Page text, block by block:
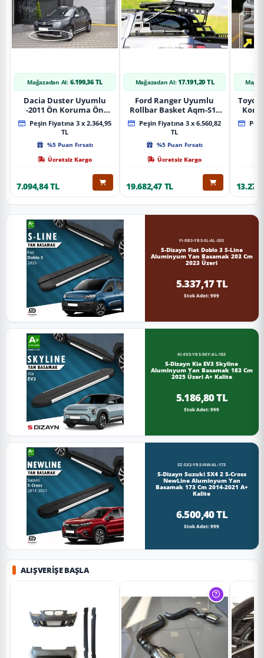
Mağazadan Al: 6.199,36 TL
Dacia Duster Uyumlu
-2011 Ön Koruma Ön
Tekli Koruma
Peşin Fiyatına 3 x 2.364,95
TL
%5 Puan Fırsatı
Ücretsiz Kargo
7.094,84 TL
Mağazadan Al: 17.191,20 TL
Ford Ranger Uyumlu
Rollbar Basket Aqm-S10
2015+ Uyumlu
Peşin Fiyatına 3 x 6.560,82
TL
%5 Puan Fırsatı
Ücretsiz Kargo
19.682,47 TL
FI-DB3-YBS-SL-AL-203
S-Dizayn Fiat Doblo 3 S-Line
Aluminyum Yan Basamak 203 Cm
2023 Üzeri
5.337,17 TL
Stok Adet: 999
KI-EV3-YBS-SKY-AL-183
S-Dizayn Kia EV3 Skyline
Aluminyum Yan Basamak 183 Cm
2025 Üzeri A+ Kalite
5.186,80 TL
Stok Adet: 999
SZ-SX2-YBS-NW-AL-173
S-Dizayn Suzuki SX4 2 S-Cross
NewLine Aluminyum Yan
Basamak 173 Cm 2014-2021 A+
Kalite
6.500,40 TL
Stok Adet: 999
ALIŞVERIŞE BAŞLA